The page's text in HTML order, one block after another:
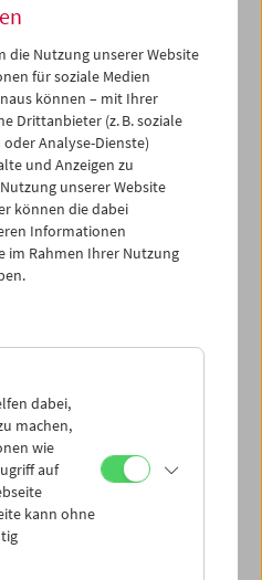
gewonnen: Die
am Höhepunkt
(1924) wird mit Bildern einer
er nach Kriegsende eher
-konstrukteur gelandet
der zwanziger Jahre schnell
Medium Theater war ihm zu
von Dziga Vertovs
und Lev Kulešovs
sich dem Film zu.
von 1905 zum Thema
Eisenstein in den Rang
Der Folgeauftrag zu einem
führte jedoch zu ersten
Oktoberist die
von Eisensteins Schnitt-
Premiere musste er den
in Ungnade gefallenen
zu entfernen.
die Nutzung unserer Website
für soziale Medien
können – mit Ihrer
Drittanbieter (z. B. soziale
Analyse-Dienste)
und Anzeigen zu
unserer Website
können die dabei
Informationen
im Rahmen Ihrer Nutzung
dabei,
machen,
wie
auf
kann ohne